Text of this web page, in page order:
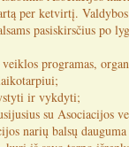
per ketvirtį.
pasiskirsčius po
programas,
ir vykdyti;
su Asociacijos
narių balsų